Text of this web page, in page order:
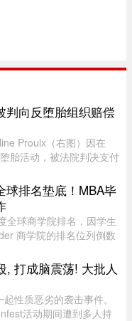
判向反堕胎组织赔偿
Proulx（右图）因在
胎活动，被法院判决支付
己的权力”，其行为缺乏
球排名垫底！MBA毕
全球商学院排名，因学生
商学院的排名位列倒数
月内找到工作。图片：
年的 MB ...
, 打成脑震荡! 大批人
性质恶劣的袭击事件。
活动期间遭到多人持